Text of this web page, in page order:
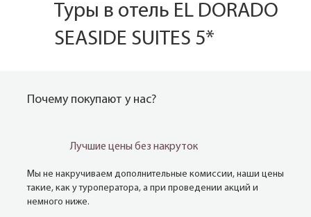
Туры в отель EL DORADO
SEASIDE SUITES 5*
Почему покупают у нас?
Лучшие цены без накруток
Мы не накручиваем дополнительные комиссии, наши цены
такие, как у туроператора, а при проведении акций и
немного ниже.